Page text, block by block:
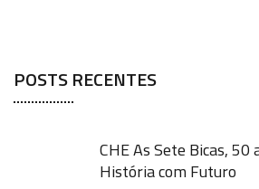
POSTS RECENTES
CHE As Sete Bicas, 50
História com Futuro